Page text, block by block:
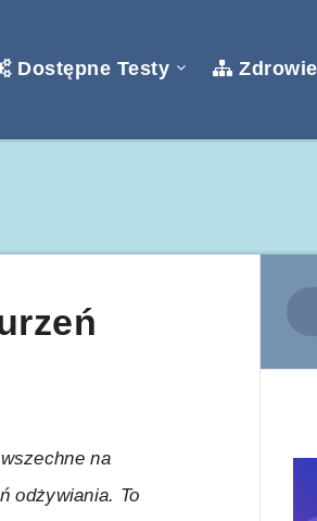
Dostępne Testy
na
odżywiania. To